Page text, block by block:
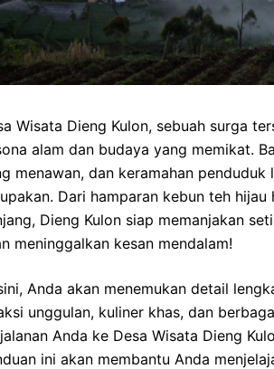
Wisata Dieng Kulon, sebuah surga
alam dan budaya yang memikat.
menawan, dan keramahan
Dari hamparan kebun teh
Dieng Kulon siap memanjakan
meninggalkan kesan mendalam!
Anda akan menemukan detail
unggulan, kuliner khas, dan
Anda ke Desa Wisata Dieng
ini akan membantu Anda